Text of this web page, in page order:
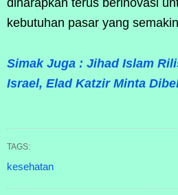
diharapkan terus berinovasi
kebutuhan pasar yang
Simak Juga : Jihad Islam
Israel, Elad Katzir Minta
TAGS:
kesehatan